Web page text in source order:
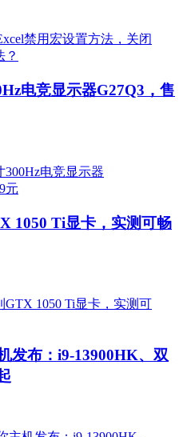
电竞显示器G27Q3，售
1050 Ti显卡，实测可畅
发布：i9-13900HK、双